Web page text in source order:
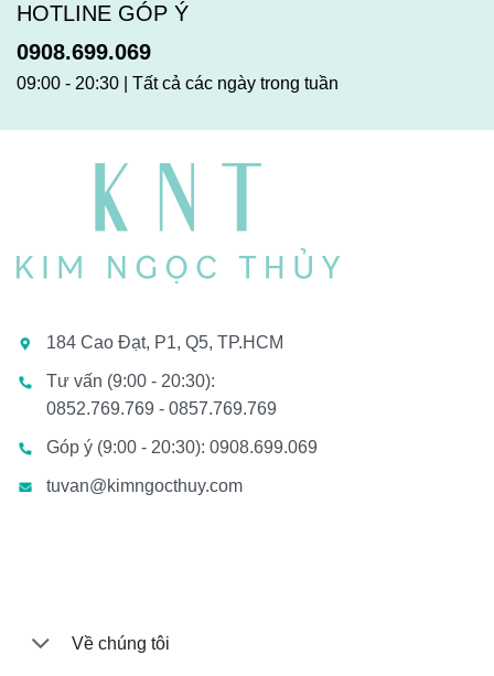
HOTLINE GÓP Ý
0908.699.069
09:00 - 20:30 | Tất cả các ngày trong tuần
184 Cao Đạt, P1, Q5, TP.HCM
Tư vấn (9:00 - 20:30):
0852.769.769 - 0857.769.769
Góp ý (9:00 - 20:30): 0908.699.069
tuvan@kimngocthuy.com
Về chúng tôi